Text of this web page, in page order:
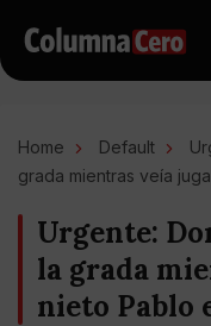
Home Default
grada mientras veía
Urgente:
la grada
nieto Pablo